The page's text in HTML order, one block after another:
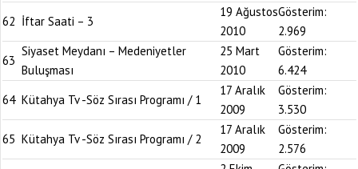
62 İftar Saati – 3
19 Ağustos
2010
Gösterim:
2.969
63
Siyaset Meydanı – Medeniyetler
Buluşması
25 Mart
2010
Gösterim:
6.424
64 Kütahya Tv -Söz Sırası Programı / 1
17 Aralık
2009
Gösterim:
3.530
65 Kütahya Tv -Söz Sırası Programı / 2
17 Aralık
2009
Gösterim:
2.576